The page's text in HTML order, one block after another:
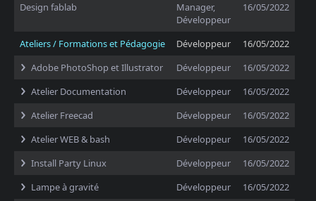
Design fablab
Manager,
Développeur
16/05/2022
Ateliers / Formations et Pédagogie Développeur
16/05/2022
Adobe PhotoShop et Illustrator
Développeur
16/05/2022
Atelier Documentation
Développeur
16/05/2022
Atelier Freecad
Développeur
16/05/2022
Atelier WEB & bash
Développeur
16/05/2022
Install Party Linux
Développeur
16/05/2022
Lampe à gravité
Développeur
16/05/2022